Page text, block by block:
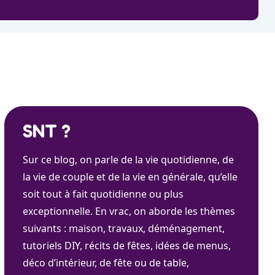
SNT ?
Sur ce blog, on parle de la vie quotidienne, de
la vie de couple et de la vie en générale, qu’elle
soit tout à fait quotidienne ou plus
exceptionnelle. En vrac, on aborde les thèmes
suivants : maison, travaux, déménagement,
tutoriels DIY, récits de fêtes, idées de menus,
déco d’intérieur, de fête ou de table,